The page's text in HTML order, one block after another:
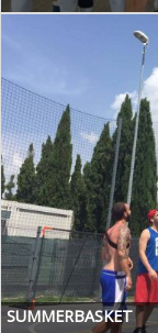
SUMMERBASKET